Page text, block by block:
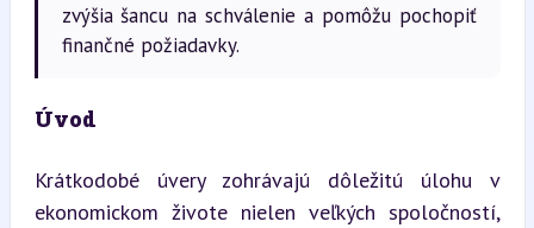
zvýšia šancu na schválenie a pomôžu pochopiť
finančné požiadavky.
Úvod
Krátkodobé úvery zohrávajú dôležitú úlohu v
ekonomickom živote nielen veľkých spoločností,